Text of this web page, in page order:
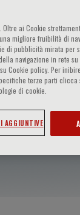
ai Cookie
migliore fruibilità di
di pubblicità mirata
navigazione in rete
Cookie policy. Per
terze parti clicca su
di cookie.
AGGIUNTIVE